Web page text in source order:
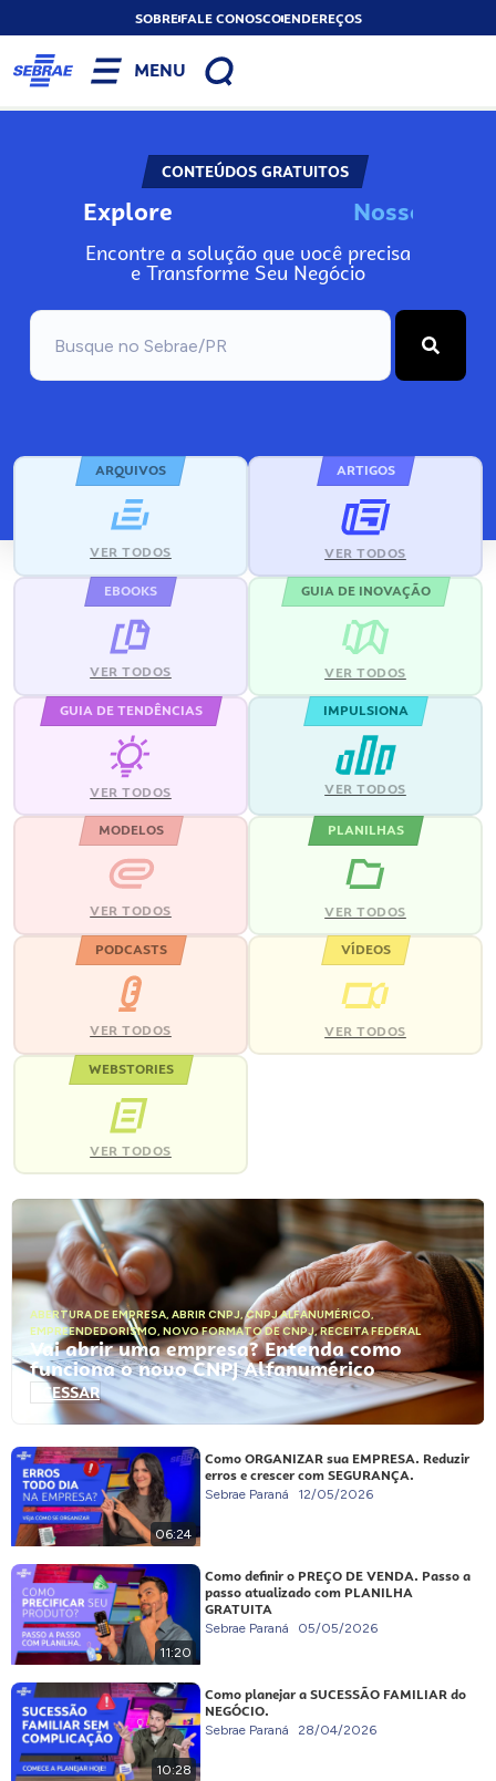
SOBREFALE CONOSCOENDEREÇOS
MENU
CONTEÚDOS GRATUITOS
Explore Nos
Encontre a solução que você precisa
e Transforme Seu Negócio
ARQUIVOS
VER TODOS
ARTIGOS
VER TODOS
EBOOKS
VER TODOS
GUIA DE INOVAÇÃO
VER TODOS
GUIA DE TENDÊNCIAS
VER TODOS
IMPULSIONA
VER TODOS
MODELOS
VER TODOS
PLANILHAS
VER TODOS
PODCASTS
VER TODOS
VÍDEOS
VER TODOS
WEBSTORIES
VER TODOS
ABERTURA DE EMPRESA, ABRIR CNPJ,CNPJ ALFANUMÉRICO,
EMPREENDEDORISMO, NOVO FORMATO DE CNPJ,RECEITA FEDERAL
Vai abrir uma empresa? Entenda como
funciona o novo CNPJ Alfanumérico
ACESSAR
06:24
Como ORGANIZAR sua EMPRESA. Reduzir
erros e crescer com SEGURANÇA.
Sebrae Paraná 12/05/2026
11:20
Como definir o PREÇO DE VENDA. Passo a
passo atualizado com PLANILHA
GRATUITA
Sebrae Paraná 05/05/2026
10:28
Como planejar a SUCESSÃO FAMILIAR do
NEGÓCIO.
Sebrae Paraná 28/04/2026